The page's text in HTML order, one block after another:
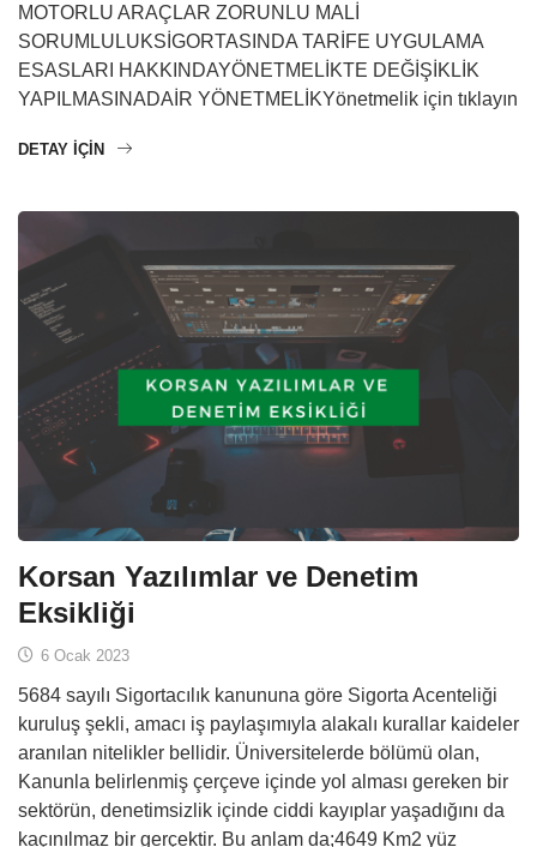
MOTORLU ARAÇLAR ZORUNLU MALİ
SORUMLULUKSİGORTASINDA TARİFE UYGULAMA
ESASLARI HAKKINDAYÖNETMELİKTE DEĞİŞİKLİK
YAPILMASINADAİR YÖNETMELİKYönetmelik için tıklayın
DETAY IÇIN
Korsan Yazılımlar ve Denetim
Eksikliği
6 Ocak 2023
5684 sayılı Sigortacılık kanununa göre Sigorta Acenteliği
kuruluş şekli, amacı iş paylaşımıyla alakalı kurallar kaideler
aranılan nitelikler bellidir. Üniversitelerde bölümü olan,
Kanunla belirlenmiş çerçeve içinde yol alması gereken bir
sektörün, denetimsizlik içinde ciddi kayıplar yaşadığını da
kaçınılmaz bir gerçektir. Bu anlam da;4649 Km2 yüz